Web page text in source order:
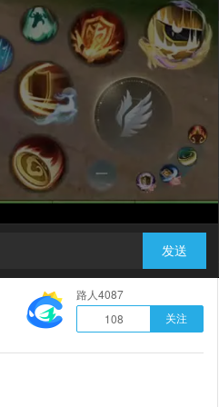
发送
路人4087
108
关注